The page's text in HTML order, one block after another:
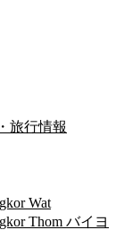
旅行情報
Wat
Thom バイヨ